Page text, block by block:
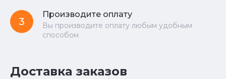
3
Производите оплату
Вы производите оплату любым удобным
способом
Доставка заказов